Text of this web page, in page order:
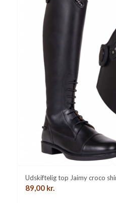
Udskiftelig top Jaimy croco
89,00 kr.